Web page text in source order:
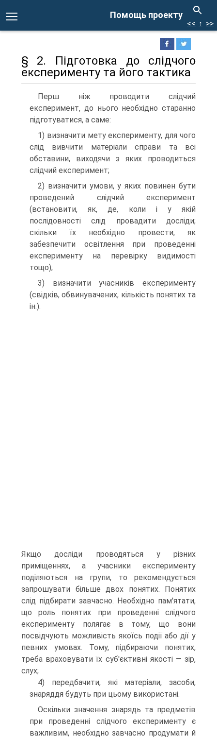
Помощь проекту
<< ↑ >>
§ 2. Підготовка до слідчого
експерименту та його тактика
Перш ніж проводити слідчий
експеримент, до нього необхідно старанно
підготуватися, а саме:
1) визначити мету експерименту, для чого
слід вивчити матеріали справи та всі
обставини, виходячи з яких проводиться
слідчий експеримент;
2) визначити умови, у яких повинен бути
проведений слідчий експеримент
(встановити, як, де, коли і у якій
послідовності слід провадити досліди;
скільки їх необхідно провести, як
забезпечити освітлення при проведенні
експерименту на перевірку видимості
тощо);
3) визначити учасників експерименту
(свідків, обвинувачених, кількість понятих та
ін.).
Якщо досліди проводяться у різних
приміщеннях, а учасники експерименту
поділяються на групи, то рекомендується
запрошувати більше двох понятих. Понятих
слід підбирати завчасно. Необхідно пам'ятати,
що роль понятих при проведенні слідчого
експерименту полягає в тому, що вони
посвідчують можливість якоїсь події або дії у
певних умовах. Тому, підбираючи понятих,
треба враховувати їх суб'єктивні якості — зір,
слух;
4) передбачити, які матеріали, засоби,
знаряддя будуть при цьому використані.
Оскільки значення знарядь та предметів
при проведенні слідчого експерименту є
важливим, необхідно завчасно продумати й